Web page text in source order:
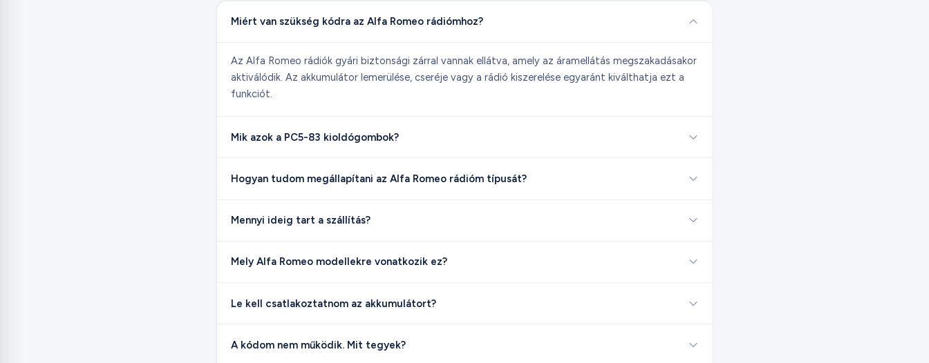
Miért van szükség kódra az Alfa Romeo rádiómhoz?
Az Alfa Romeo rádiók gyári biztonsági zárral vannak ellátva, amely az áramellátás megszakadásakor
aktiválódik. Az akkumulátor lemerülése, cseréje vagy a rádió kiszerelése egyaránt kiválthatja ezt a
funkciót.
Mik azok a PC5-83 kioldógombok?
Hogyan tudom megállapítani az Alfa Romeo rádióm típusát?
Mennyi ideig tart a szállítás?
Mely Alfa Romeo modellekre vonatkozik ez?
Le kell csatlakoztatnom az akkumulátort?
A kódom nem működik. Mit tegyek?